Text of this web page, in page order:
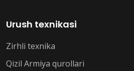
Urush texnikasi
Zirhli texnika
Qizil Armiya qurollari